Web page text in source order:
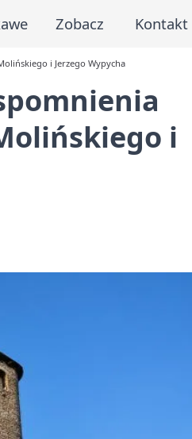
Zobacz Kontakt
i Jerzego Wypycha
i